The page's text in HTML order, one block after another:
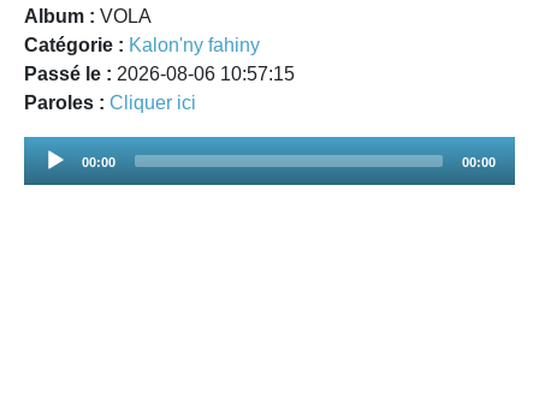
Album : VOLA
Catégorie : Kalon'ny fahiny
Passé le : 2026-08-06 10:57:15
Paroles : Cliquer ici
Audio
00:00 00:00